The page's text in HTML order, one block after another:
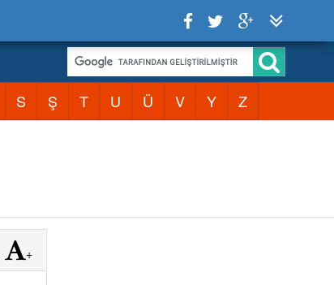
S Ş T U Ü V Y Z
+